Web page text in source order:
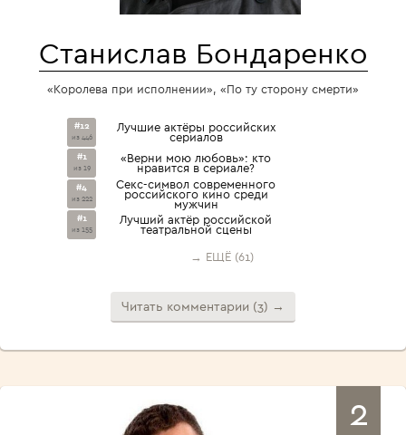
Станислав Бондаренко
«Королева при исполнении», «По ту сторону смерти»
#12
из 446
Лучшие актёры российских
сериалов
#1
из 19
«Верни мою любовь»: кто
нравится в сериале?
#4
из 222
Секс-символ современного
российского кино среди
мужчин
#1
из 155
Лучший актёр российской
театральной сцены
→ ЕЩЁ (61)
Читать комментарии (3) →
2